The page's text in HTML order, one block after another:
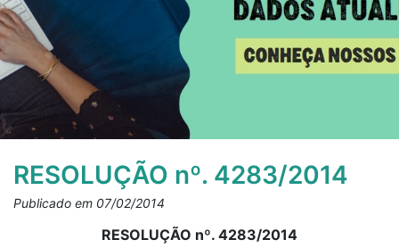
RESOLUÇÃO nº. 4283/2014
Publicado em 07/02/2014
RESOLUÇÃO nº. 4283/2014